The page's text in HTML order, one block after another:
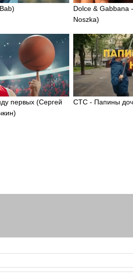
Dolce & Gabbana
Noszka)
первых (Сергей
СТС - Папины